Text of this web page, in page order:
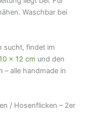
Waschbar bei
sucht, findet im
× 12 cm und den
– alle handmade in
/ Hosenflicken – 2er